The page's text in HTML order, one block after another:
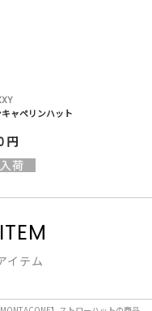
キャペリンハット
円
イテム